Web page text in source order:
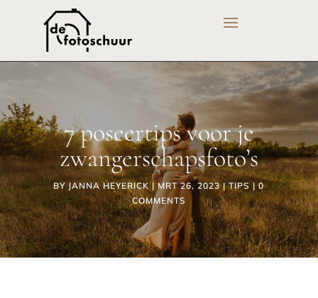
7 poseertips voor je
zwangerschapsfoto’s
BYJANNA HEYERICK|MRT 26, 2023|TIPS|0
COMMENTS